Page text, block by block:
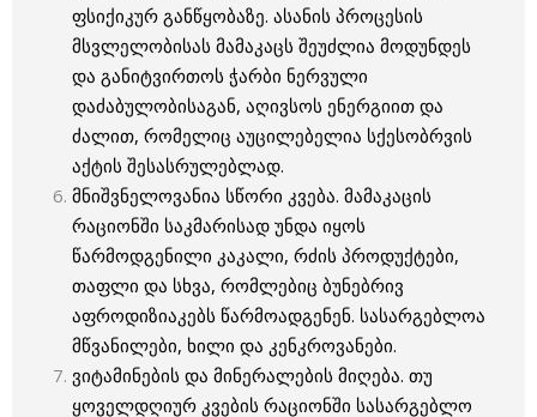
ფსიქიკურ განწყობაზე. ასანის პროცესის
მსვლელობისას მამაკაცს შეუძლია მოდუნდეს
და განიტვირთოს ჭარბი ნერვული
დაძაბულობისაგან, აღივსოს ენერგიით და
ძალით, რომელიც აუცილებელია სქესობრვის
აქტის შესასრულებლად.
მნიშვნელოვანია სწორი კვება. მამაკაცის
რაციონში საკმარისად უნდა იყოს
წარმოდგენილი კაკალი, რძის პროდუქტები,
თაფლი და სხვა, რომლებიც ბუნებრივ
აფროდიზიაკებს წარმოადგენენ. სასარგებლოა
მწვანილები, ხილი და კენკროვანები.
ვიტამინების და მინერალების მიღება. თუ
ყოველდღიურ კვების რაციონში სასარგებლო